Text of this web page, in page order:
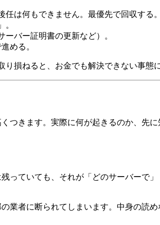
任は何もできません。最優先で回収する。
。
ーバー証明書の更新など）。
める。
損ねると、お金でも解決できない事態
きます。実際に何が起きるのか、先
ていても、それが「どのサーバーで
者に断られてしまいます。中身の読